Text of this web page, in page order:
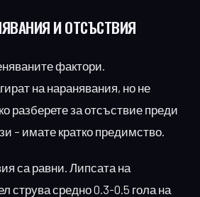
И ОТСЪСТВИЯ
фактори.
на наранявания, но не
разберете за отсъствие преди
– имате кратко предимство.
са равни. Липсата на
струва средно 0.3-0.5 гола на